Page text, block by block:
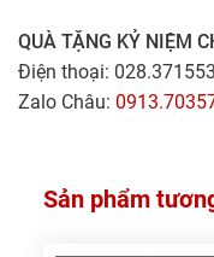
QUÀ TẶNG KỶ NIỆM
Điện thoại:
Zalo Châu:
Sản phẩm